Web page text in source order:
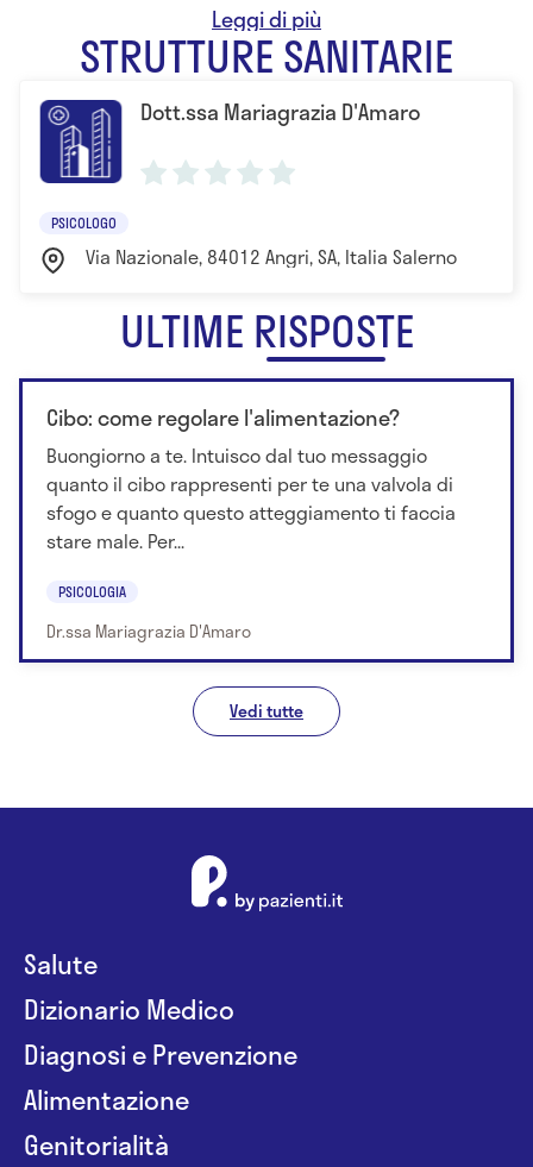
STRUTTURE SANITARIE
Dott.ssa Mariagrazia D'Amaro
PSICOLOGO
Via Nazionale, 84012 Angri, SA, Italia Salerno
ULTIME RISPOSTE
Cibo: come regolare l'alimentazione?
Buongiorno a te. Intuisco dal tuo messaggio
quanto il cibo rappresenti per te una valvola di
sfogo e quanto questo atteggiamento ti faccia
stare male. Per...
PSICOLOGIA
Dr.ssa Mariagrazia D'Amaro
Vedi tutte
Salute
Dizionario Medico
Diagnosi e Prevenzione
Alimentazione
Genitorialità